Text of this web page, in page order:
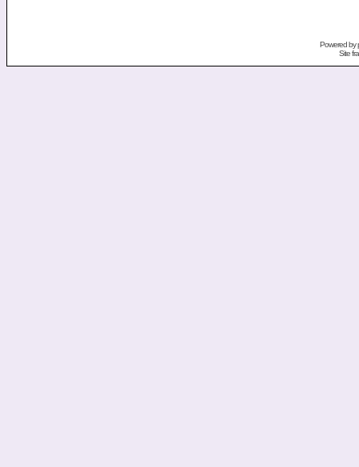
Powered by
Site